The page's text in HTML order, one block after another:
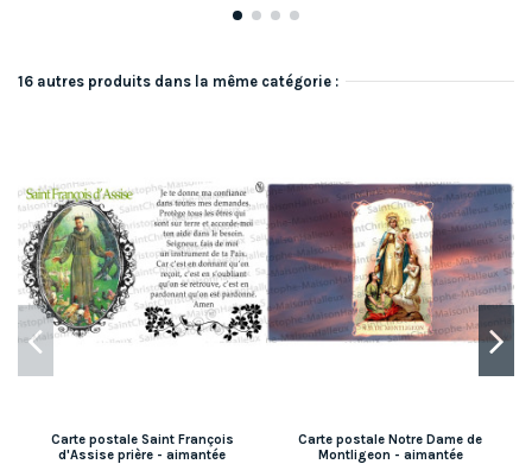
16 autres produits dans la même catégorie :
Carte postale Saint François
d'Assise prière - aimantée
Carte postale Notre Dame de
Montligeon - aimantée